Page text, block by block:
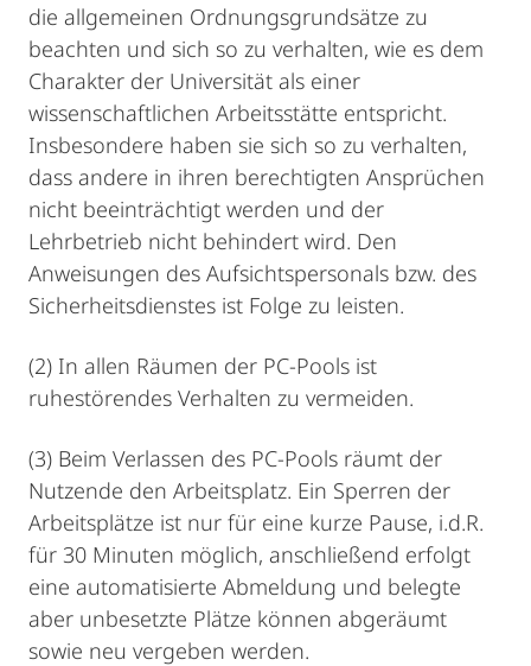
die allgemeinen Ordnungsgrundsätze zu
beachten und sich so zu verhalten, wie es dem
Charakter der Universität als einer
wissenschaftlichen Arbeitsstätte entspricht.
Insbesondere haben sie sich so zu verhalten,
dass andere in ihren berechtigten Ansprüchen
nicht beeinträchtigt werden und der
Lehrbetrieb nicht behindert wird. Den
Anweisungen des Aufsichtspersonals bzw. des
Sicherheitsdienstes ist Folge zu leisten.
(2) In allen Räumen der PC-Pools ist
ruhestörendes Verhalten zu vermeiden.
(3) Beim Verlassen des PC-Pools räumt der
Nutzende den Arbeitsplatz. Ein Sperren der
Arbeitsplätze ist nur für eine kurze Pause, i.d.R.
für 30 Minuten möglich, anschließend erfolgt
eine automatisierte Abmeldung und belegte
aber unbesetzte Plätze können abgeräumt
sowie neu vergeben werden.